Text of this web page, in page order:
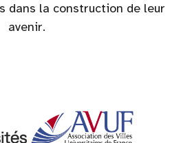
dans la construction de leur
avenir.